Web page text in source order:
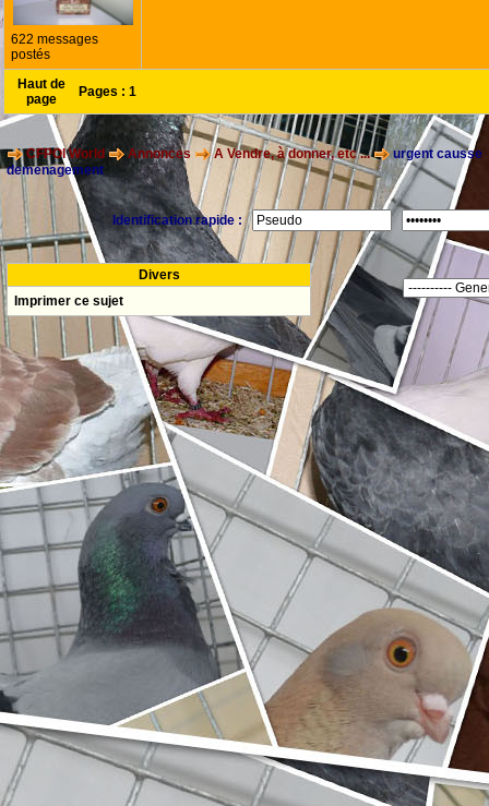
622 messages
postés
Haut de
page
Pages : 1
CFPOI World Annonces A Vendre, à donner, etc ...
urgent causse
demenagement
Identification rapide :
Divers
Imprimer ce sujet